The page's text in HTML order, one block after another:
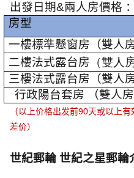
出發日期&兩人房價格 ：
房型
一樓標準懸窗房 （雙人
二樓法式露台房 （雙人
三樓法式露台房 （雙人
行政陽台套房
（雙人房
（以上价格出发前90天或以上有
差价）
世紀郵輪 世紀之星郵輪